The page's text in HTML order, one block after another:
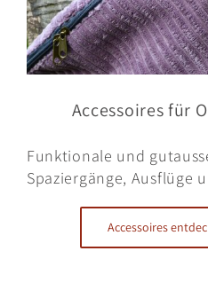
Accessoires für
Funktionale und
Spaziergänge, Ausflüge
Accessoires